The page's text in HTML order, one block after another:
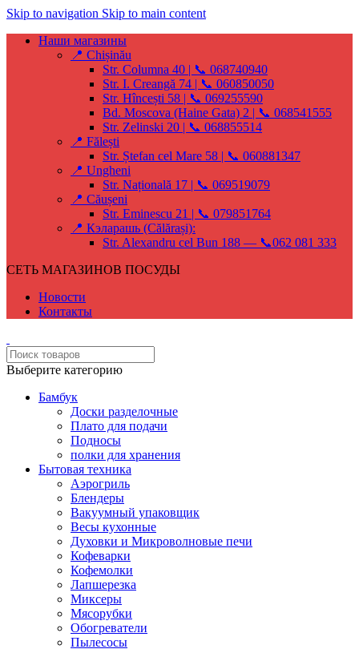
Skip to navigation Skip to main content
Наши магазины
📍 Chișinău
Str. Columna 40 | 📞 068740940
Str. I. Creangă 74 | 📞 060850050
Str. Hîncești 58 | 📞 069255590
Bd. Moscova (Haine Gata) 2 | 📞 068541555
Str. Zelinski 20 | 📞 068855514
📍 Fălești
Str. Ștefan cel Mare 58 | 📞 060881347
📍 Ungheni
Str. Națională 17 | 📞 069519079
📍 Căușeni
Str. Eminescu 21 | 📞 079851764
📍 Кэларашь (Călărași):
Str. Alexandru cel Bun 188 — 📞062 081 333
СЕТЬ МАГАЗИНОВ ПОСУДЫ
Новости
Контакты
Выберите категорию
Бамбук
Доски разделочные
Плато для подачи
Подносы
полки для хранения
Бытовая техника
Аэрогриль
Блендеры
Вакуумный упаковщик
Весы кухонные
Духовки и Микроволновые печи
Кофеварки
Кофемолки
Лапшерезка
Миксеры
Мясорубки
Обогреватели
Пылесосы